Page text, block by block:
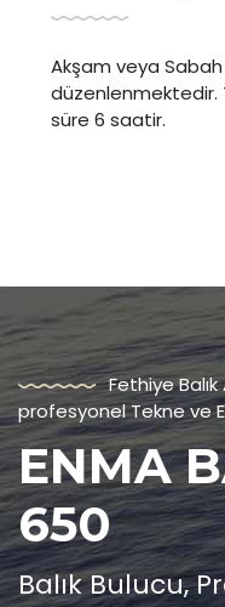
Avımız tüm gün
düzenlenmektedir.
rahat yem balığı
Fethiye
profesyonel Tekne ve
ENMA
650
Balık Bulucu,